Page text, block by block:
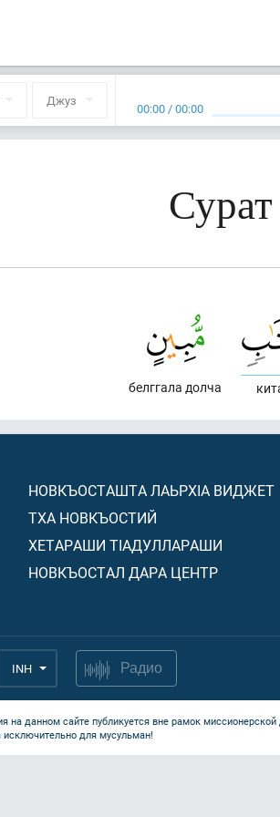
Джуз 00:00 /00:00
белггала долча
НОВКЪОСТАШТА ЛАЬРХIА ВИДЖЕТ
ТХА НОВКЪОСТИЙ
ХЕТАРАШИ ТIАДУЛЛАРАШИ
НОВКЪОСТАЛ ДАРА ЦЕНТР
INH Радио
на данном сайте публикуется вне рамок миссионерской
исключительно для мусульман!